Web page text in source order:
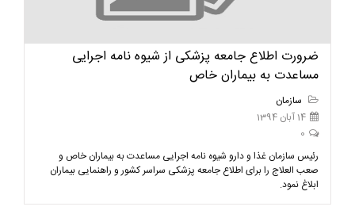
ضرورت اطلاع جامعه پزشکی از شیوه نامه اجرایی
مساعدت به بیماران خاص
سازمان
14 آبان 1394
0
رئیس سازمان غذا و دارو شیوه نامه اجرایی مساعدت به بیماران خاص و
صعب العلاج را برای اطلاع جامعه پزشکی سراسر کشور و راهنمایی بیماران
ابلاغ نمود.